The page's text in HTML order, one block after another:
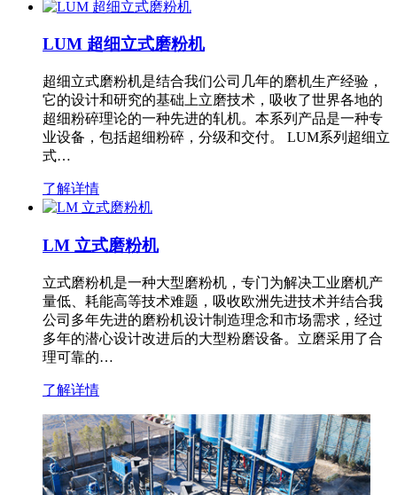
LUM 超细立式磨粉机
超细立式磨粉机是结合我们公司几年的磨机生产经验，
它的设计和研究的基础上立磨技术，吸收了世界各地的
超细粉碎理论的一种先进的轧机。本系列产品是一种专
业设备，包括超细粉碎，分级和交付。 LUM系列超细立
式…
了解详情
LM 立式磨粉机
立式磨粉机是一种大型磨粉机，专门为解决工业磨机产
量低、耗能高等技术难题，吸收欧洲先进技术并结合我
公司多年先进的磨粉机设计制造理念和市场需求，经过
多年的潜心设计改进后的大型粉磨设备。立磨采用了合
理可靠的…
了解详情